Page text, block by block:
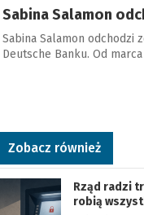
Sabina Salamon
Sabina Salamon odchodzi
Deutsche Banku. Od
Zobacz również
Rząd radzi
robią